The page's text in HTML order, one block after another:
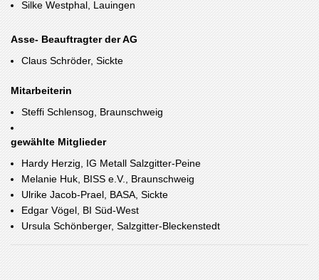
Silke Westphal, Lauingen
Asse- Beauftragter der AG
Claus Schröder, Sickte
Mitarbeiterin
Steffi Schlensog, Braunschweig
gewählte Mitglieder
Hardy Herzig,
IG Metall Salzgitter-Peine
Melanie Huk, BISS e.V., Braunschweig
Ulrike Jacob-Prael, BASA, Sickte
Edgar Vögel, BI Süd-West
Ursula Schönberger, Salzgitter-Bleckenstedt